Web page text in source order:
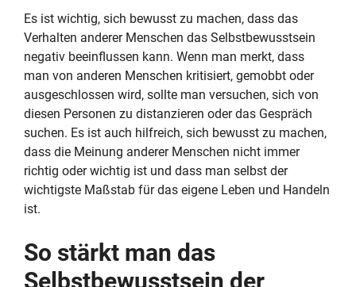
Es ist wichtig, sich bewusst zu machen, dass das
Verhalten anderer Menschen das Selbstbewusstsein
negativ beeinflussen kann. Wenn man merkt, dass
man von anderen Menschen kritisiert, gemobbt oder
ausgeschlossen wird, sollte man versuchen, sich von
diesen Personen zu distanzieren oder das Gespräch
suchen. Es ist auch hilfreich, sich bewusst zu machen,
dass die Meinung anderer Menschen nicht immer
richtig oder wichtig ist und dass man selbst der
wichtigste Maßstab für das eigene Leben und Handeln
ist.
So stärkt man das
Selbstbewusstsein der